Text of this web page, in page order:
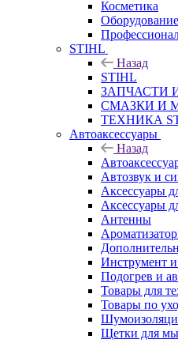
Косметика
Оборудование
STIHL
Назад
STIHL
ЗАПЧАСТИ
СМАЗКИ И
ТЕХНИКА
Автоаксессуары
Назад
Автозвук и
Аксессуары
Аксессуары
Антенны
Инструмент
Подогрев и
Товары для
Товары по
Щетки для